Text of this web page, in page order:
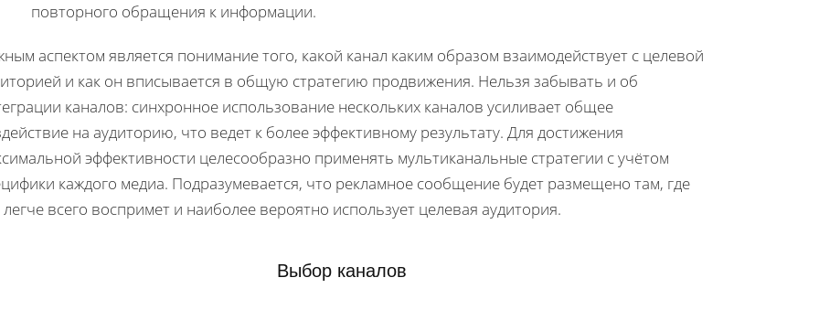
повторного обращения к информации.
аспектом является понимание того, какой канал каким образом взаимодействует с целевой
и как он вписывается в общую стратегию продвижения. Нельзя забывать и об
каналов: синхронное использование нескольких каналов усиливает общее
на аудиторию, что ведет к более эффективному результату. Для достижения
эффективности целесообразно применять мультиканальные стратегии с учётом
каждого медиа. Подразумевается, что рекламное сообщение будет размещено там, где
легче всего воспримет и наиболее вероятно использует целевая аудитория.
Выбор каналов